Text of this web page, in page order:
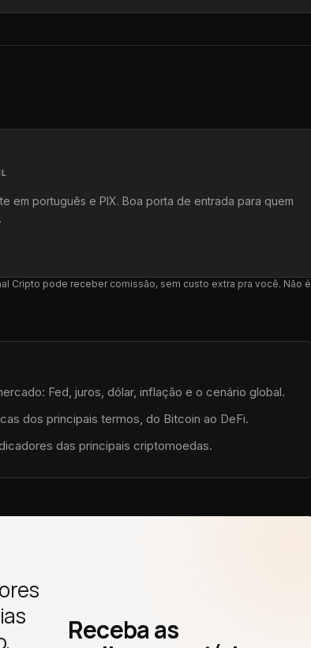
em português e PIX. Boa porta de entrada para quem
Cripto pode receber comissão, sem custo extra pra você. Não é
Fed, juros, dólar, inflação e o cenário global.
dos principais termos, do Bitcoin ao DeFi.
das principais criptomoedas.
Receba as